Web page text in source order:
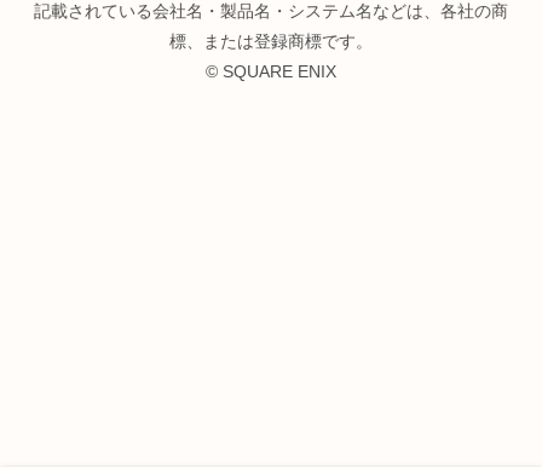
記載されている会社名・製品名・システム名などは、各社の商
標、または登録商標です。
© SQUARE ENIX